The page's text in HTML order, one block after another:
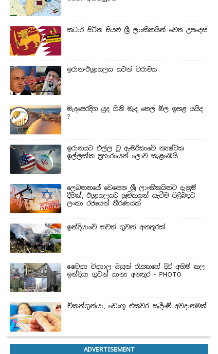
කටාර් සිටින සියළු ශ්‍රී ලාංකිකයින් වෙත උපදෙස්
ඉරාන-ඊශ්‍රායලය සටන් විරාමය
මැදපෙරදිග යුද ගිනි මැද තෙල් මිල ඉහළ යයිද
?
ඉරානයට එල්ල වූ ඇමරිකාවේ න්‍යෂ්ටික
ඉල්ලක්ක ප්‍රහාරයෙන් ලොව කැළඹෙයි
ලෙබනනයේ වෙසෙන ශ්‍රී ලාංකිකයින්ට දැනුම්
දීමක්, ඊශ්‍රායලයට ශ්‍රමිකයන් යැවීම පිළිබඳව
ලංකා රජයෙන් තීරණයක්
ඉන්දියාවේ තවත් ගුවන් අනතුරක්
වෛද්‍ය විද්‍යාල සිසුන් ‍රැසකගේ දිවි අහිමි කල
ඉන්දියා ගුවන් යානා අනතුර - PHOTO
චිකන්ගුන්යා, ඩෙංගු එකවර සෑදීමේ අවදානමක්
ADVERTISEMENT